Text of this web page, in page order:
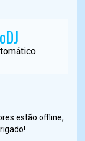
estão offline,